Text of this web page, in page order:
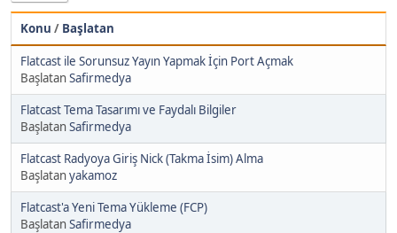
Konu / Başlatan
Flatcast ile Sorunsuz Yayın Yapmak İçin Port Açmak
BaşlatanSafirmedya
Flatcast Tema Tasarımı ve Faydalı Bilgiler
BaşlatanSafirmedya
Flatcast Radyoya Giriş Nick (Takma İsim) Alma
Başlatanyakamoz
Flatcast'a Yeni Tema Yükleme (FCP)
BaşlatanSafirmedya